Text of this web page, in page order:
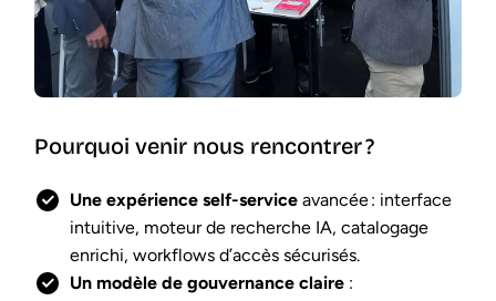
Pourquoi venir nous rencontrer ?
Une expérience self-service avancée : interface
intuitive, moteur de recherche IA, catalogage
enrichi, workflows d’accès sécurisés.
Un modèle de gouvernance claire :